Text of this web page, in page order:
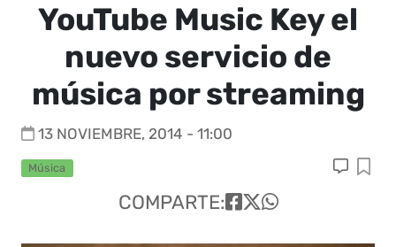
YouTube Music Key el
nuevo servicio de
música por streaming
13 NOVIEMBRE, 2014 - 11:00
Música
COMPARTE: